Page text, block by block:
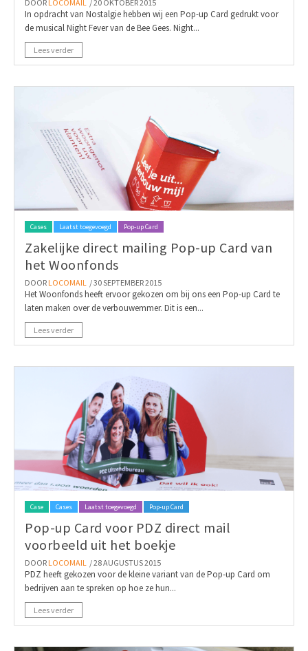
DOOR LOCOMAIL / 20 OKTOBER 2015
In opdracht van Nostalgie hebben wij een Pop-up Card gedrukt voor
de musical Night Fever van de Bee Gees. Night...
Lees verder
Cases Laatst toegevoegd Pop-up Card
Zakelijke direct mailing Pop-up Card van
het Woonfonds
DOOR LOCOMAIL / 30 SEPTEMBER 2015
Het Woonfonds heeft ervoor gekozen om bij ons een Pop-up Card te
laten maken over de verbouwemmer. Dit is een...
Lees verder
Case Cases Laatst toegevoegd Pop-up Card
Pop-up Card voor PDZ direct mail
voorbeeld uit het boekje
DOOR LOCOMAIL / 28 AUGUSTUS 2015
PDZ heeft gekozen voor de kleine variant van de Pop-up Card om
bedrijven aan te spreken op hoe ze hun...
Lees verder